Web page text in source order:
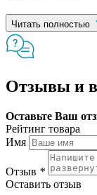
Читать полностью
Отзывы и
Оставьте Ваш
Рейтинг товара
Имя
Отзыв *
Оставить отзыв